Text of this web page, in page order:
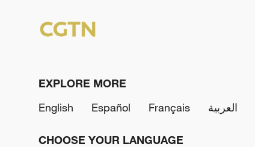
EXPLORE MORE
English
Español Français العربية
CHOOSE YOUR LANGUAGE